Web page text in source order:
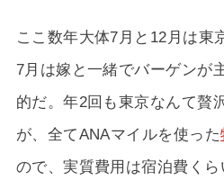
ここ数年大体7月と12月は東
7月は嫁と一緒でバーゲンが
的だ。年2回も東京なんて贅
が、全てANAマイルを使った
ので、実質費用は宿泊費く